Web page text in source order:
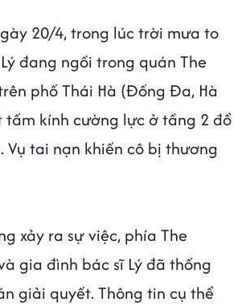
20/4, trong lúc trời mưa to
đang ngồi trong quán The
phố Thái Hà (Đống Đa, Hà
tấm kính cường lực ở tầng 2 đổ
Vụ tai nạn khiến cô bị thương
xảy ra sự việc, phía The
gia đình bác sĩ Lý đã thống
giải quyết. Thông tin cụ thể